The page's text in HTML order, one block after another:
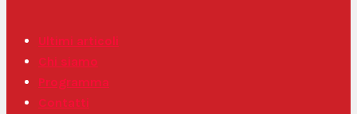
Ultimi articoli
Chi siamo
Programma
Contatti